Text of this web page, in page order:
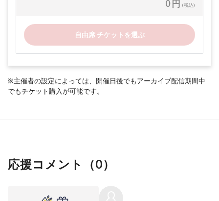
0 円 (税込)
自由席 チケットを選ぶ
※主催者の設定によっては、開催日後でもアーカイブ配信期間中
でもチケット購入が可能です。
応援コメント（0）